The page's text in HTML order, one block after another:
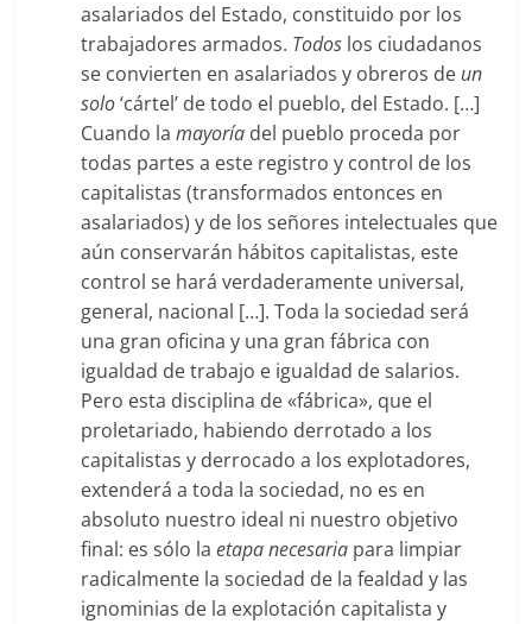
asalariados del Estado, constituido por los
trabajadores armados. Todos los ciudadanos
se convierten en asalariados y obreros de un
solo‘cártel’ de todo el pueblo, del Estado. […]
Cuando lamayoría del pueblo proceda por
todas partes a este registro y control de los
capitalistas (transformados entonces en
asalariados) y de los señores intelectuales que
aún conservarán hábitos capitalistas, este
control se hará verdaderamente universal,
general, nacional […]. Toda la sociedad será
una gran oficina y una gran fábrica con
igualdad de trabajo e igualdad de salarios.
Pero esta disciplina de «fábrica», que el
proletariado, habiendo derrotado a los
capitalistas y derrocado a los explotadores,
extenderá a toda la sociedad, no es en
absoluto nuestro ideal ni nuestro objetivo
final: es sólo laetapa necesaria para limpiar
radicalmente la sociedad de la fealdad y las
ignominias de la explotación capitalista y